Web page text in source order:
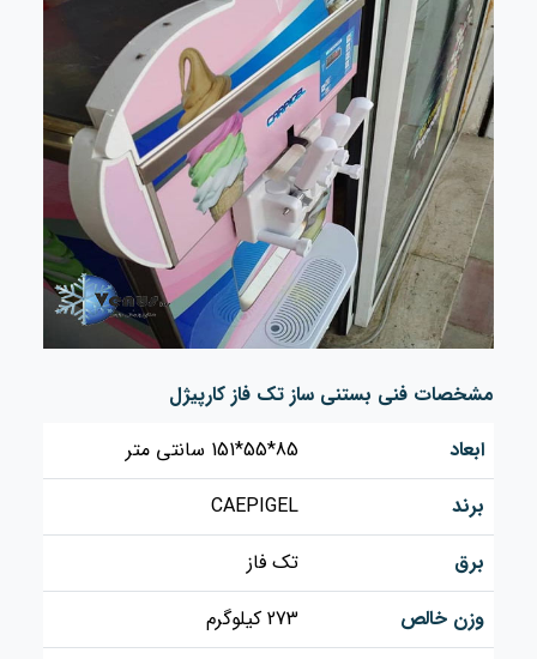
مشخصات فنی بستنی ساز تک فاز کارپیژل
ابعاد
85*55*151 سانتی متر
برند
CAEPIGEL
برق
تک فاز
وزن خالص
273 کیلوگرم